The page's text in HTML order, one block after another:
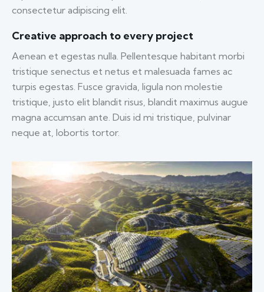
consectetur adipiscing elit.
Creative approach to every project
Aenean et egestas nulla. Pellentesque habitant morbi
tristique senectus et netus et malesuada fames ac
turpis egestas. Fusce gravida, ligula non molestie
tristique, justo elit blandit risus, blandit maximus augue
magna accumsan ante. Duis id mi tristique, pulvinar
neque at, lobortis tortor.